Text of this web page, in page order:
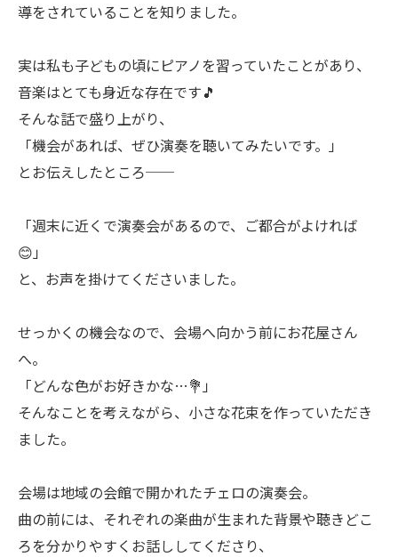
導をされていることを知りました。
実は私も子どもの頃にピアノを習っていたことがあり、
音楽はとても身近な存在です🎵
そんな話で盛り上がり、
「機会があれば、ぜひ演奏を聴いてみたいです。」
とお伝えしたところ──
「週末に近くで演奏会があるので、ご都合がよければ
😊」
と、お声を掛けてくださいました。
せっかくの機会なので、会場へ向かう前にお花屋さん
へ。
「どんな色がお好きかな…💐」
そんなことを考えながら、小さな花束を作っていただき
ました。
会場は地域の会館で開かれたチェロの演奏会。
曲の前には、それぞれの楽曲が生まれた背景や聴きどこ
ろを分かりやすくお話ししてくださり、